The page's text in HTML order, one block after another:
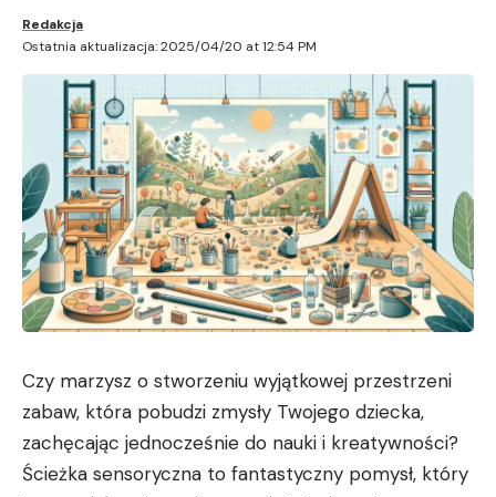
Ostatnia aktualizacja: 2025/04/20 at 12:54 PM
Redakcja
Czy marzysz o stworzeniu wyjątkowej przestrzeni
zabaw, która pobudzi zmysły Twojego dziecka,
zachęcając jednocześnie do nauki i kreatywności?
Ścieżka sensoryczna to fantastyczny pomysł, który